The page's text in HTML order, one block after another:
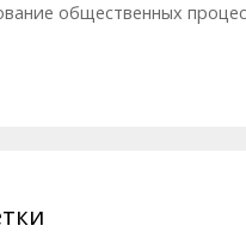
общественных